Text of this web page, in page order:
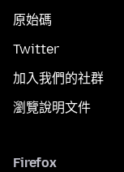
原始碼
Twitter
加入我們的社群
瀏覽說明文件
Firefox